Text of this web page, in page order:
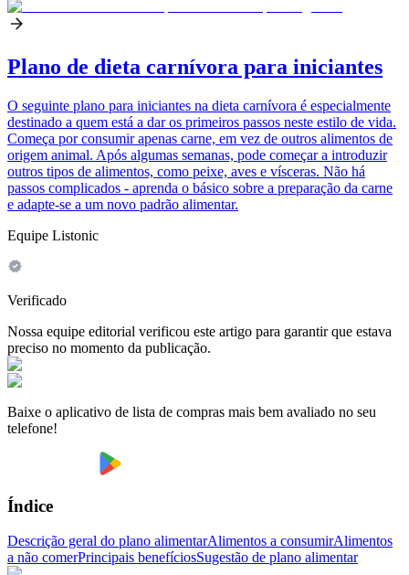
Plano de dieta carnívora para iniciantes
O seguinte plano para iniciantes na dieta carnívora é especialmente
destinado a quem está a dar os primeiros passos neste estilo de vida.
Começa por consumir apenas carne, em vez de outros alimentos de
origem animal. Após algumas semanas, pode começar a introduzir
outros tipos de alimentos, como peixe, aves e vísceras. Não há
passos complicados - aprenda o básico sobre a preparação da carne
e adapte-se a um novo padrão alimentar.
Equipe Listonic
Verificado
Nossa equipe editorial verificou este artigo para garantir que estava
preciso no momento da publicação.
Baixe o aplicativo de lista de compras mais bem avaliado no seu
telefone!
Índice
Descrição geral do plano alimentarAlimentos a consumirAlimentos
a não comerPrincipais benefíciosSugestão de plano alimentar